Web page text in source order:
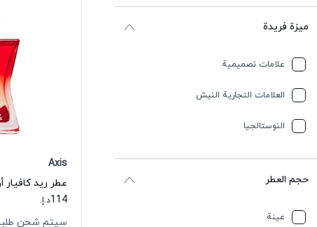
ميزة فريدة
علامات تصميمية
العلامات التجارية النيش
النوستالجيا
حجم العطر
عينة
Axis
عطر ريد
114د.إ.
سيتم شحن طلبك خلال